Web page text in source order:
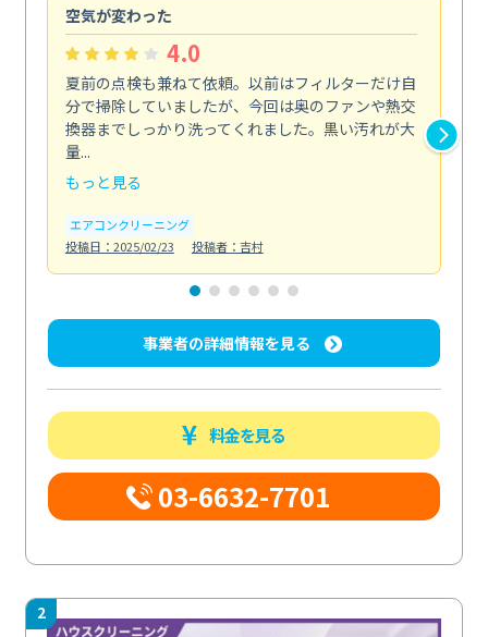
空気が変わった
4.0
夏前の点検も兼ねて依頼。以前はフィルターだけ自
分で掃除していましたが、今回は奥のファンや熱交
換器までしっかり洗ってくれました。黒い汚れが大
量...
もっと見る
エアコンクリーニング
投稿日：2025/02/23
投稿者：吉村
事業者の詳細情報を見る
料金を見る
03-6632-7701
2